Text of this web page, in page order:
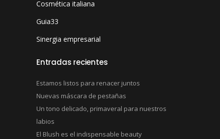
Cosmética italiana
Guia33
Sinergia empresarial
Entradas recientes
Estamos listos para renacer juntos
Nuevas máscara de pestañas
Un tono delicado, primaveral para nuestros
labios
El Blush es el indispensable beauty